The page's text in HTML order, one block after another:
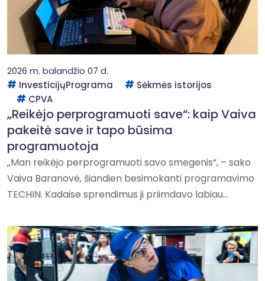
2026 m. balandžio 07 d.
InvesticijųPrograma
Sėkmės istorijos
CPVA
„Reikėjo perprogramuoti save“: kaip Vaiva
pakeitė save ir tapo būsima
programuotoja
„Man reikėjo perprogramuoti savo smegenis“, – sako
Vaiva Baranovė, šiandien besimokanti programavimo
TECHIN. Kadaise sprendimus ji priimdavo labiau...